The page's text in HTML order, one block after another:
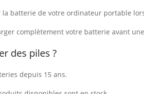
batterie de votre ordinateur portable
complètement votre batterie avant
des piles ?
depuis 15 ans.